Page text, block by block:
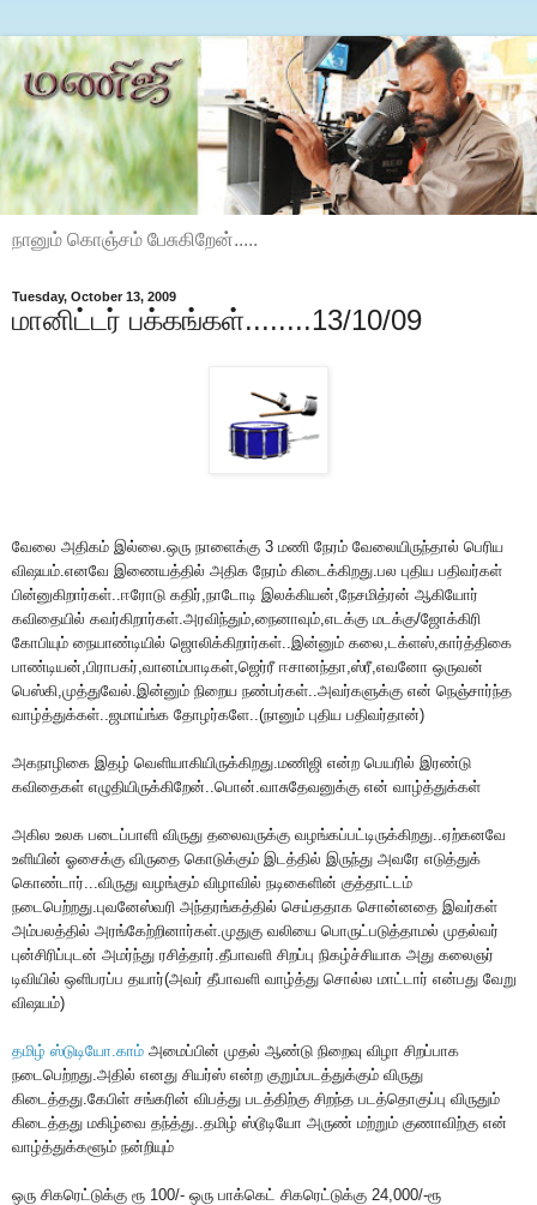
நானும் கொஞ்சம் பேசுகிறேன்.....
Tuesday, October 13, 2009
மானிட்டர் பக்கங்கள்........13/10/09
வேலை அதிகம் இல்லை.ஒரு நாளைக்கு 3 மணி நேரம் வேலையிருந்தால் பெரிய
விஷயம்.எனவே இணையத்தில் அதிக நேரம் கிடைக்கிறது.பல புதிய பதிவர்கள்
பின்னுகிறார்கள்..ஈரோடு கதிர்,நாடோடி இலக்கியன்,நேசமித்ரன் ஆகியோர்
கவிதையில் கவர்கிறார்கள்.அரவிந்தும்,நைனாவும்,எடக்கு மடக்கு/ஜோக்கிரி
கோபியும் நையாண்டியில் ஜொலிக்கிறார்கள்..இன்னும் கலை,டக்ளஸ்,கார்த்திகை
பாண்டியன்,பிராபகர்,வானம்பாடிகள்,ஜெர்ரீ ஈசானந்தா,ஸ்ரீ,எவனோ ஒருவன்
பெஸ்கி,முத்துவேல்.இன்னும் நிறைய நண்பர்கள்..அவர்களுக்கு என் நெஞ்சார்ந்த
வாழ்த்துக்கள்..ஜமாய்ங்க தோழர்களே..(நானும் புதிய பதிவர்தான்)
அகநாழிகை இதழ் வெளியாகியிருக்கிறது.மணிஜி என்ற பெயரில் இரண்டு
கவிதைகள் எழுதியிருக்கிறேன்..பொன்.வாசுதேவனுக்கு என் வாழ்த்துக்கள்
அகில உலக படைப்பாளி விருது தலைவருக்கு வழங்கப்பட்டிருக்கிறது..ஏற்கனவே
உளியின் ஓசைக்கு விருதை கொடுக்கும் இடத்தில் இருந்து அவரே எடுத்துக்
கொண்டார்...விருது வழங்கும் விழாவில் நடிகைளின் குத்தாட்டம்
நடைபெற்றது.புவனேஸ்வரி அந்தரங்கத்தில் செய்ததாக சொன்னதை இவர்கள்
அம்பலத்தில் அரங்கேற்றினார்கள்.முதுகு வலியை பொருட்படுத்தாமல் முதல்வர்
புன்சிரிப்புடன் அமர்ந்து ரசித்தார்.தீபாவளி சிறப்பு நிகழ்ச்சியாக அது கலைஞர்
டிவியில் ஒளிபரப்ப தயார்(அவர் தீபாவளி வாழ்த்து சொல்ல மாட்டார் என்பது வேறு
விஷயம்)
தமிழ் ஸ்டுடியோ.காம் அமைப்பின் முதல் ஆண்டு நிறைவு விழா சிறப்பாக
நடைபெற்றது.அதில் எனது சியர்ஸ் என்ற குறும்படத்துக்கும் விருது
கிடைத்தது.கேபிள் சங்கரின் விபத்து படத்திற்கு சிறந்த படத்தொகுப்பு விருதும்
கிடைத்தது மகிழ்வை தந்த்து..தமிழ் ஸ்டூடியோ அருண் மற்றும் குணாவிற்கு என்
வாழ்த்துக்களூம் நன்றியும்
ஒரு சிகரெட்டுக்கு ரூ 100/- ஒரு பாக்கெட் சிகரெட்டுக்கு 24,000/-ரூ